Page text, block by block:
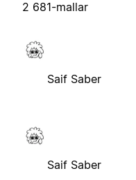
2 681-mallar
Saif Saber
Saif Saber